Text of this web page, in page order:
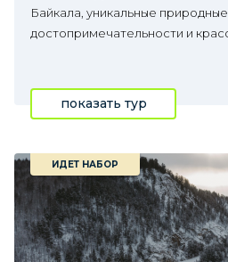
Байкала, уникальные природные
достопримечательности и
показать тур
ИДЕТ НАБОР